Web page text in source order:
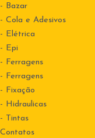
- Bazar
- Cola e Adesivos
- Elétrica
- Epi
- Ferragens
- Ferragens
- Fixação
- Hidraulicas
- Tintas
Contatos